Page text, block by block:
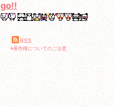
go!!
RSS
※著作権についてのご注意